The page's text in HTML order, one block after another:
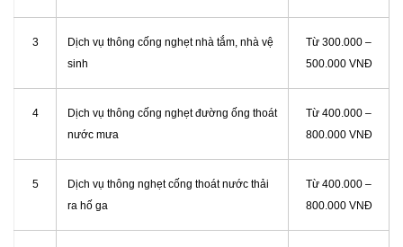
3
Dịch vụ thông cống nghẹt nhà tắm, nhà vệ
sinh
Từ 300.000 –
500.000 VNĐ
4
Dịch vụ thông cống nghẹt đường ống thoát
nước mưa
Từ 400.000 –
800.000 VNĐ
5
Dịch vụ thông nghẹt cống thoát nước thải
ra hố ga
Từ 400.000 –
800.000 VNĐ